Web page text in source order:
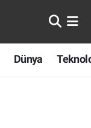
Dünya